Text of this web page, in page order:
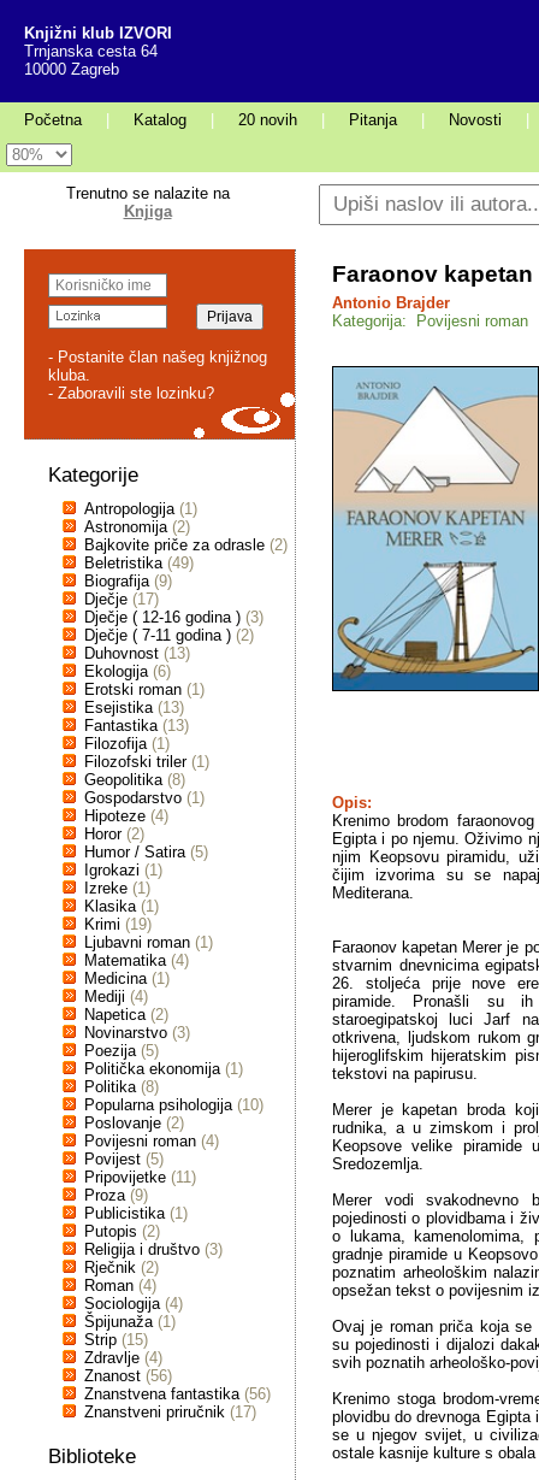
Knjižni klub IZVORI
Trnjanska cesta 64
10000 Zagreb
Početna Katalog 20 novih Pitanja Novosti
Trenutno se nalazite na
Knjiga
- Postanite član našeg knjižnog
kluba.
- Zaboravili ste lozinku?
Kategorije
Antropologija (1)
Astronomija (2)
Bajkovite priče za odrasle (2)
Beletristika (49)
Biografija (9)
Dječje (17)
Dječje ( 12-16 godina ) (3)
Dječje ( 7-11 godina ) (2)
Duhovnost (13)
Ekologija (6)
Erotski roman (1)
Esejistika (13)
Fantastika (13)
Filozofija (1)
Filozofski triler (1)
Geopolitika (8)
Gospodarstvo (1)
Hipoteze (4)
Horor (2)
Humor / Satira (5)
Igrokazi (1)
Izreke (1)
Klasika (1)
Krimi (19)
Ljubavni roman (1)
Matematika (4)
Medicina (1)
Mediji (4)
Napetica (2)
Novinarstvo (3)
Poezija (5)
Politička ekonomija (1)
Politika (8)
Popularna psihologija (10)
Poslovanje (2)
Povijesni roman (4)
Povijest (5)
Pripovijetke (11)
Proza (9)
Publicistika (1)
Putopis (2)
Religija i društvo (3)
Rječnik (2)
Roman (4)
Sociologija (4)
Špijunaža (1)
Strip (15)
Zdravlje (4)
Znanost (56)
Znanstvena fantastika (56)
Znanstveni priručnik (17)
Biblioteke
Faraonov kapetan
Antonio Brajder
Kategorija: Povijesni roman
Opis:
Krenimo brodom
Egipta i po njemu. Oživimo
njim Keopsovu piramidu,
čijim izvorima su se
Mediterana.
Faraonov kapetan Merer je
stvarnim dnevnicima
26. stoljeća prije nove
piramide. Pronašli su
staroegipatskoj luci Jarf
otkrivena, ljudskom rukom
hijeroglifskim hijeratskim
tekstovi na papirusu.
Merer je kapetan broda
rudnika, a u zimskom i
Keopsove velike
Sredozemlja.
Merer vodi svakodnevno
pojedinosti o plovidbama i
o lukama, kamenolomima,
gradnje piramide u
poznatim arheološkim
opsežan tekst o povijesnim
Ovaj je roman priča koja
su pojedinosti i dijalozi
svih poznatih arheološko-
Krenimo stoga brodom-
plovidbu do drevnoga
se u njegov svijet, u
ostale kasnije kulture s